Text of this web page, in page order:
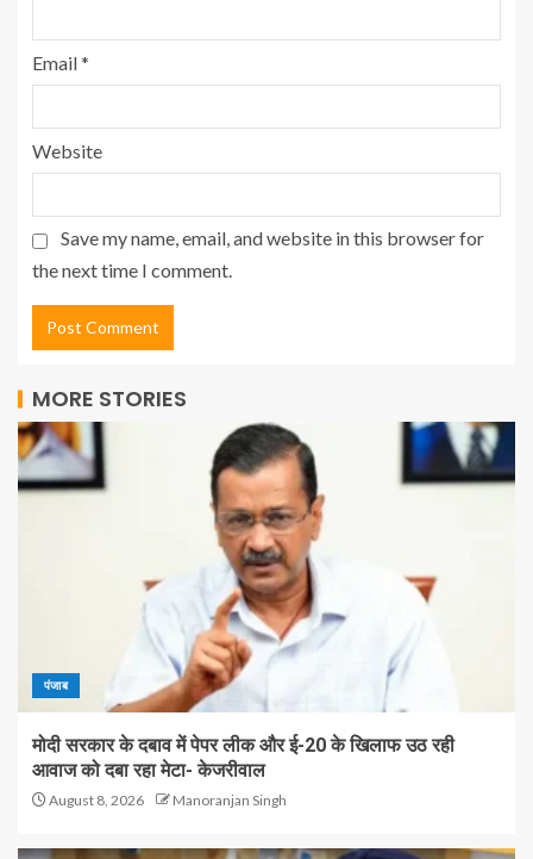
Email*
Website
Save my name, email, and website in this browser for
the next time I comment.
MORE STORIES
पंजाब
मोदी सरकार के दबाव में पेपर लीक और ई-20 के खिलाफ उठ रही
आवाज को दबा रहा मेटा- केजरीवाल
August 8, 2026 Manoranjan Singh